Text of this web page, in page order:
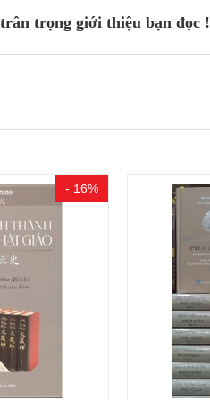
trọng giới thiệu bạn đọc !
- 16%